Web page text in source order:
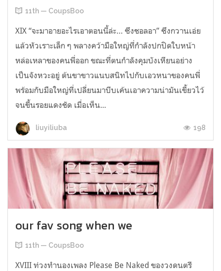
11th — CoupsBoo
XIX “จะมาอายอะไรเอาตอนนี้ล่ะ… ซึงชอลอา” ซึงกวานเอ่ย
แล้วหัวเราะเล็ก ๆ พลางคว้ามือใหญ่ที่กำลังปกปิดใบหน้า
หล่อเหลาของคนพี่ออก ขณะที่ตนกำลังคุมบังเหียนอย่าง
เป็นจังหวะอยู่ ต้นขาขาวแนบสนิทไปกับเอวหนาของคนพี่
พร้อมกับมือใหญ่ที่เปลี่ยนมาบีบเค้นเอาความน่ามันเขี้ยวไว้
จนขึ้นรอยแดงชัด เมื่อเห็น...
liuyiliuba 198
our fav song when we
11th — CoupsBoo
XVIII ท่วงทำนองเพลง Please Be Naked ของวงดนตรี